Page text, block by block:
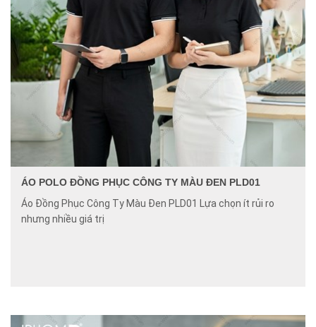
ÁO POLO ĐỒNG PHỤC CÔNG TY MÀU ĐEN PLD01
Áo Đồng Phục Công Ty Màu Đen PLD01 Lựa chọn ít rủi ro
nhưng nhiều giá trị